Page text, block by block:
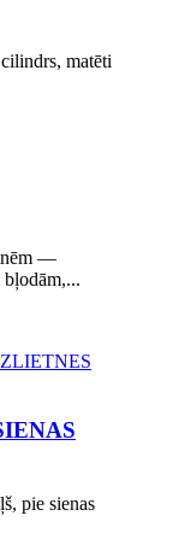
matēti
—
pie sienas